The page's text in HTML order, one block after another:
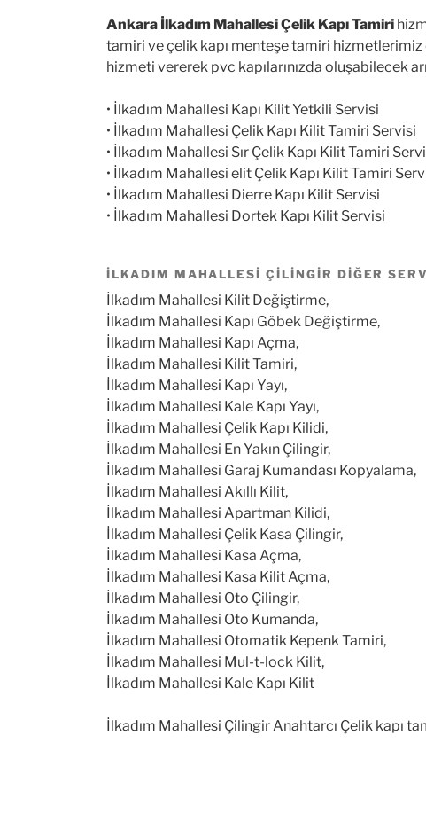
Ankara İlkadım Mahallesi Çelik Kapı Tamiri
tamiri ve çelik kapı menteşe tamiri
hizmeti vererek pvc kapılarınızda oluşabilecek
• İlkadım Mahallesi Kapı Kilit Yetkili Servisi
• İlkadım Mahallesi Çelik Kapı Kilit Tamiri Servisi
• İlkadım Mahallesi Sır Çelik Kapı Kilit Tamiri
• İlkadım Mahallesi elit Çelik Kapı Kilit Tamiri
• İlkadım Mahallesi Dierre Kapı Kilit Servisi
• İlkadım Mahallesi Dortek Kapı Kilit Servisi
İLKADIM MAHALLESI ÇILINGIR DIĞER
İlkadım Mahallesi Kilit Değiştirme,
İlkadım Mahallesi Kapı Göbek Değiştirme,
İlkadım Mahallesi Kapı Açma,
İlkadım Mahallesi Kilit Tamiri,
İlkadım Mahallesi Kapı Yayı,
İlkadım Mahallesi Kale Kapı Yayı,
İlkadım Mahallesi Çelik Kapı Kilidi,
İlkadım Mahallesi En Yakın Çilingir,
İlkadım Mahallesi Garaj Kumandası Kopyalama,
İlkadım Mahallesi Akıllı Kilit,
İlkadım Mahallesi Apartman Kilidi,
İlkadım Mahallesi Çelik Kasa Çilingir,
İlkadım Mahallesi Kasa Açma,
İlkadım Mahallesi Kasa Kilit Açma,
İlkadım Mahallesi Oto Çilingir,
İlkadım Mahallesi Oto Kumanda,
İlkadım Mahallesi Otomatik Kepenk Tamiri,
İlkadım Mahallesi Mul-t-lock Kilit,
İlkadım Mahallesi Kale Kapı Kilit
İlkadım Mahallesi Çilingir Anahtarcı Çelik kapı